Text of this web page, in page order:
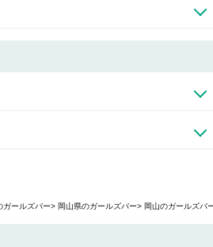
ガールズバー 岡山県のガールズバー 岡山のガールズバ